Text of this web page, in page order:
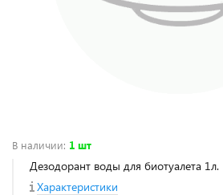
В наличии: 1 шт
Дезодорант воды для биотуалета 1л.
Характеристики